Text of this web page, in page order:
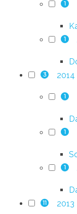
1
1
3 2014
1
1
1
11 2013